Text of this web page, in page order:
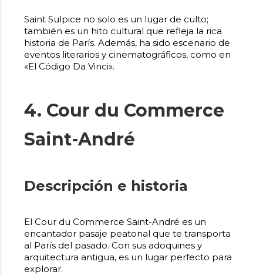
Saint Sulpice no solo es un lugar de culto;
también es un hito cultural que refleja la rica
historia de París. Además, ha sido escenario de
eventos literarios y cinematográficos, como en
«El Código Da Vinci».
4. Cour du Commerce
Saint-André
Descripción e historia
El Cour du Commerce Saint-André es un
encantador pasaje peatonal que te transporta
al París del pasado. Con sus adoquines y
arquitectura antigua, es un lugar perfecto para
explorar.